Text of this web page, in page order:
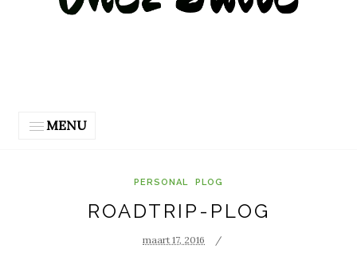
MENU
PERSONAL PLOG
ROADTRIP-PLOG
maart 17, 2016